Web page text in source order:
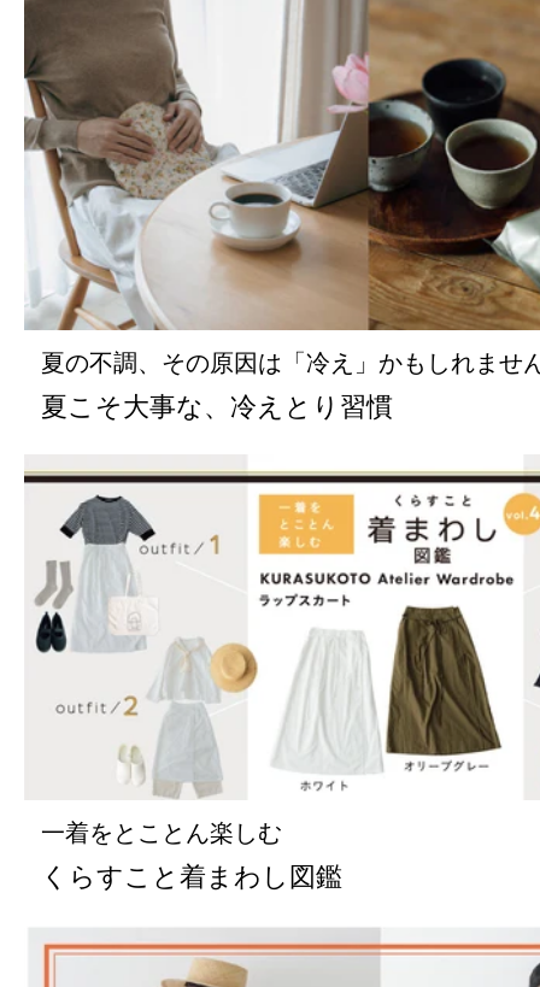
夏の不調、その原因は「冷え」かもしれませ
夏こそ大事な、冷えとり習慣
一着をとことん楽しむ
くらすこと着まわし図鑑